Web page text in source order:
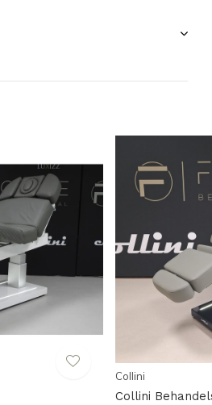
Collini
Collini